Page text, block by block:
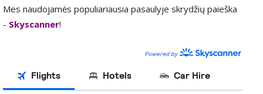
Mes naudojamės populiariausia pasaulyje skrydžių paieška
- Skyscanner!